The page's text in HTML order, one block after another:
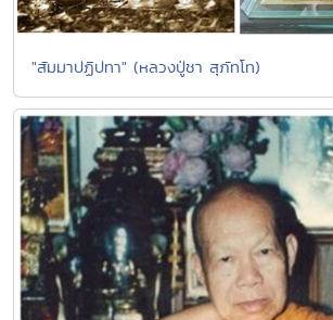
"สัมมาปฏิปทา" (หลวงปู่ชา สุภัทโท)